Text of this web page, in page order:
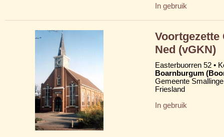
In gebruik
Ned (vGKN)
Easterbuorren 52 •
Boarnburgum
Gemeente
Friesland
In gebruik